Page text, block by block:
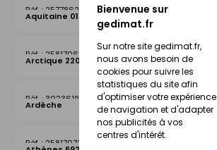
Bienvenue sur
gedimat.fr
Sur notre site gedimat.fr,
nous avons besoin de
cookies pour suivre les
statistiques du site afin
d'optimiser votre expérience
de navigation et d'adapter
nos publicités à vos
centres d'intérêt.
25778625
Aquitaine 019
25817065
Arctique 220
30236199
Ardèche
25817072